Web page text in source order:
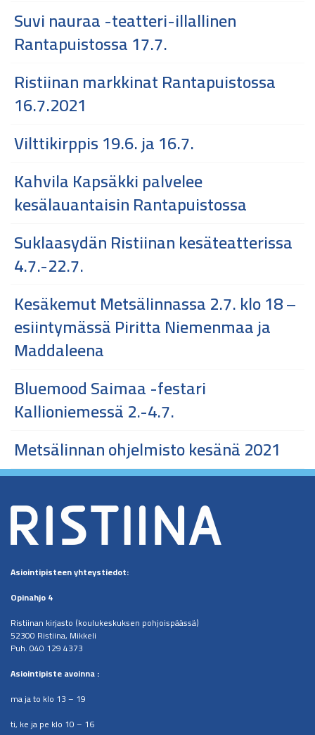
Suvi nauraa -teatteri-illallinen
Rantapuistossa 17.7.
Ristiinan markkinat Rantapuistossa
16.7.2021
Vilttikirppis 19.6. ja 16.7.
Kahvila Kapsäkki palvelee
kesälauantaisin Rantapuistossa
Suklaasydän Ristiinan kesäteatterissa
4.7.-22.7.
Kesäkemut Metsälinnassa 2.7. klo 18 –
esiintymässä Piritta Niemenmaa ja
Maddaleena
Bluemood Saimaa -festari
Kallioniemessä 2.-4.7.
Metsälinnan ohjelmisto kesänä 2021
Asiointipisteenyhteystiedot:
Opinahjo 4
Ristiinan kirjasto (koulukeskuksen pohjoispäässä)
52300 Ristiina, Mikkeli
Puh. 040 129 4373
​Asiointipiste avoinna :
ma ja to klo 13 – 19
ti, ke ja pe klo 10 – 16